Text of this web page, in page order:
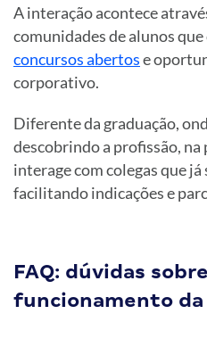
A interação acontece
comunidades de alunos
concursos abertose
corporativo.
Diferente da graduação,
descobrindo a profissão, na
interage com colegas que
facilitando indicações e
FAQ: dúvidas
funcionamento